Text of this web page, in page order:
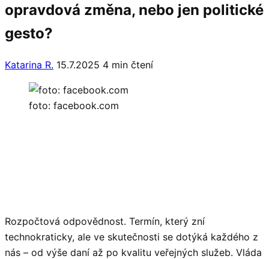
opravdová změna, nebo jen politické
gesto?
Katarina R. 15.7.2025 4 min čtení
foto: facebook.com
Rozpočtová odpovědnost. Termín, který zní
technokraticky, ale ve skutečnosti se dotýká každého z
nás – od výše daní až po kvalitu veřejných služeb. Vláda